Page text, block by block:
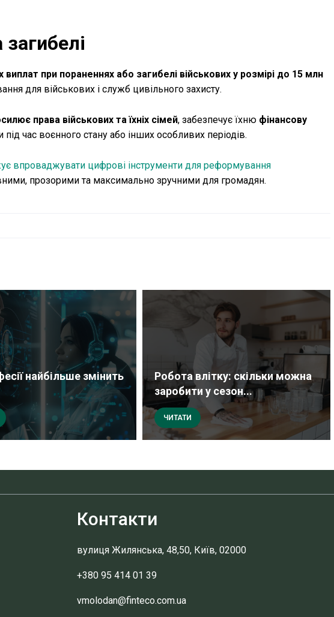
при пораненнях або загибелі військових у розмірі до 15 млн
для військових і служб цивільного захисту.
права військових та їхніх сімей, забезпечує їхню фінансову
час воєнного стану або інших особливих періодів.
впроваджувати цифрові інструменти для реформування
прозорими та максимально зручними для громадян.
найбільше змінить
Робота влітку: скільки можна
заробити у сезон...
ЧИТАТИ
Контакти
вулиця Жилянська, 48,50, Київ, 02000
+380 95 414 01 39
vmolodan@finteco.com.ua